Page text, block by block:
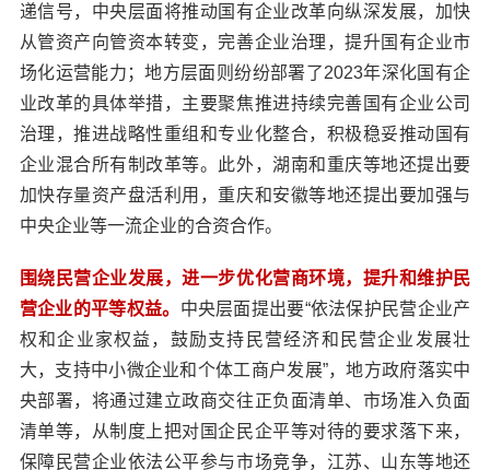
递信号，中央层面将推动国有企业改革向纵深发展，加快
从管资产向管资本转变，完善企业治理，提升国有企业市
场化运营能力；地方层面则纷纷部署了2023年深化国有企
业改革的具体举措，主要聚焦推进持续完善国有企业公司
治理，推进战略性重组和专业化整合，积极稳妥推动国有
企业混合所有制改革等。此外，湖南和重庆等地还提出要
加快存量资产盘活利用，重庆和安徽等地还提出要加强与
中央企业等一流企业的合资合作。
围绕民营企业发展，进一步优化营商环境，提升和维护民
营企业的平等权益。 中央层面提出要“依法保护民营企业产
权和企业家权益，鼓励支持民营经济和民营企业发展壮
大，支持中小微企业和个体工商户发展”，地方政府落实中
央部署，将通过建立政商交往正负面清单、市场准入负面
清单等，从制度上把对国企民企平等对待的要求落下来，
保障民营企业依法公平参与市场竞争，江苏、山东等地还